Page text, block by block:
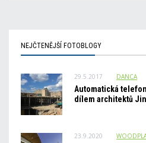
NEJČTENĚJŠÍ FOTOBLOGY
29.5.2017 DANCA
Automatická
dílem architektů
23.9.2020